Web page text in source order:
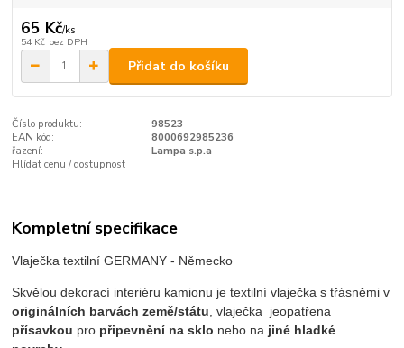
65 Kč/ks
54 Kč bez DPH
Přidat do košíku
Číslo produktu:
98523
EAN kód:
8000692985236
řazení:
Lampa s.p.a
Hlídat cenu / dostupnost
Kompletní specifikace
Vlaječka textilní GERMANY - Německo
Skvělou dekorací interiéru kamionu je textilní vlaječka s třásněmi v
originálních barvách země/státu , vlaječka jeopatřena
přísavkou pro připevnění na sklo nebo na jiné hladké